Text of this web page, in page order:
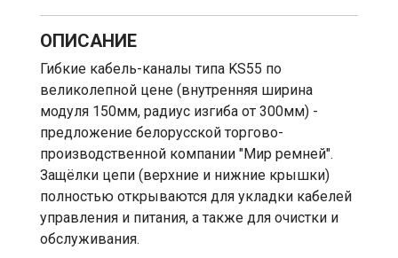
ОПИСАНИЕ
Гибкие кабель-каналы типа KS55 по
великолепной цене (внутренняя ширина
модуля 150мм, радиус изгиба от 300мм) -
предложение белорусской торгово-
производственной компании "Мир ремней".
Защёлки цепи (верхние и нижние крышки)
полностью открываются для укладки кабелей
управления и питания, а также для очистки и
обслуживания.